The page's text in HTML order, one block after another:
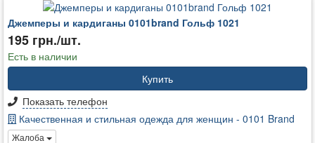
Джемперы и кардиганы 0101brand Гольф 1021
195 грн./шт.
Есть в наличии
Купить
Показать телефон
Качественная и стильная одежда для женщин - 0101 Brand
Жалоба